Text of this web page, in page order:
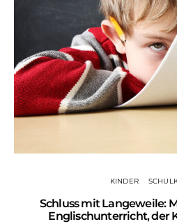
KINDER
Schluss mit Langeweile:
Englischunterricht, der